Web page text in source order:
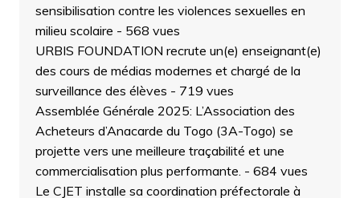
sensibilisation contre les violences sexuelles en
milieu scolaire - 568 vues
URBIS FOUNDATION recrute un(e) enseignant(e)
des cours de médias modernes et chargé de la
surveillance des élèves - 719 vues
Assemblée Générale 2025: L’Association des
Acheteurs d’Anacarde du Togo (3A-Togo) se
projette vers une meilleure traçabilité et une
commercialisation plus performante. - 684 vues
Le CJET installe sa coordination préfectorale à